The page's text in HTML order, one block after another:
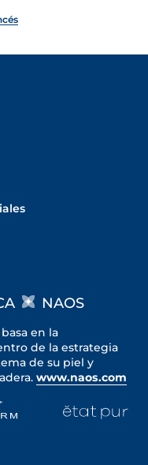
NAOS
en la
de la estrategia
de su piel y
www.naos.com